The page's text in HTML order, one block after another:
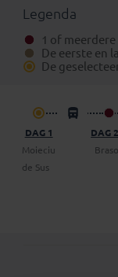
Eventuele
kun je vinden
Daarnaast is het
vragen om een
Legenda
1 of
De eerste en
De
DAG 1
Moieciu
de Sus
DAG